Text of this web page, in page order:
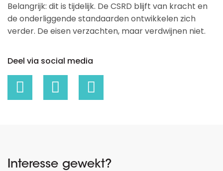
Belangrijk: dit is tijdelijk. De CSRD blijft van kracht en
de onderliggende standaarden ontwikkelen zich
verder. De eisen verzachten, maar verdwijnen niet.
Deel via social media
Interesse gewekt?